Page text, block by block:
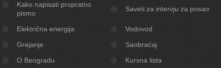
Kako napisati propratno
pismo
Saveti za intervju za posao
Električna energija
Vodovod
Grejanje
Saobraćaj
O Beogradu
Kursna lista